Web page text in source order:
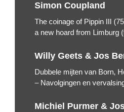
Simon Coupland
The coinage of Pippin III
a new hoard from Limburg
Willy Geets & Jos
Dubbele mijten van Born,
– Navolgingen en
Michiel Purmer &